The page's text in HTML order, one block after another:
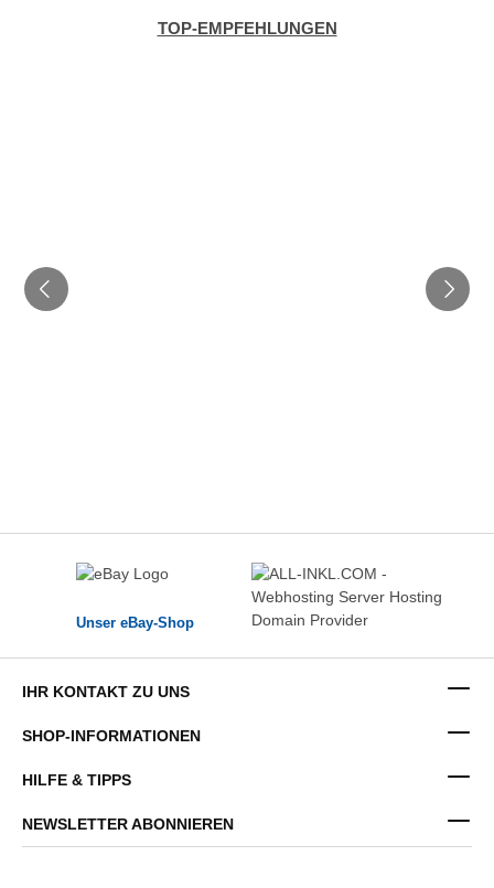
TOP-EMPFEHLUNGEN
Unser eBay-Shop
IHR KONTAKT ZU UNS
SHOP-INFORMATIONEN
HILFE & TIPPS
NEWSLETTER ABONNIEREN